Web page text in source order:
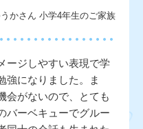
かさん 小学4年生のご家族
ージしやすい表現で学
強になりました。ま
会がないので、とても
バーベキューでグルー